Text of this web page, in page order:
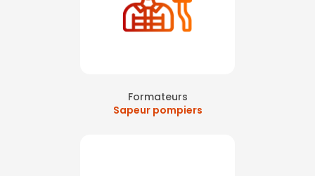
Formateurs
Sapeur pompiers